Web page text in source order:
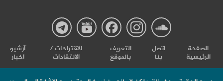
صفحة
صفحة
صفحة
صفحة
الصفحة
الرئيسية
اتصل
بنا
التعریف
بالموقع
الاقتراحات /
الانتقادات
آرشیو
اخبار